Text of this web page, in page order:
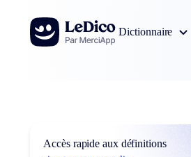
Aller au contenu
Dictionnaire
Accès rapide aux définitions